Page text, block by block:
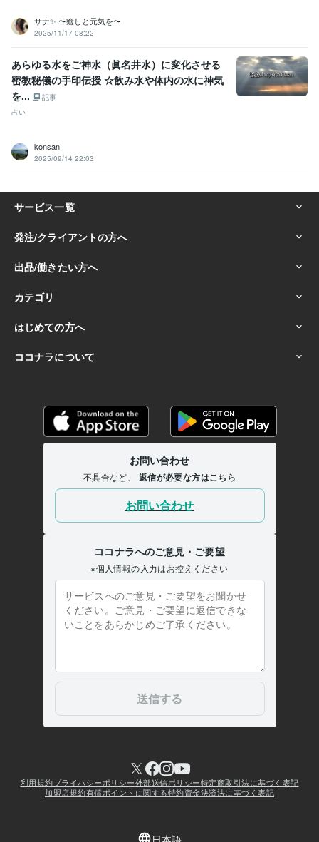
サナ✨ 〜癒しと元気を〜
2025/11/17 08:22
あらゆる水をご神水（眞名井水）に変化させる
密教秘儀の手印伝授 ☆飲み水や体内の水に神気
を...
記事
占い
konsan
2025/09/14 22:03